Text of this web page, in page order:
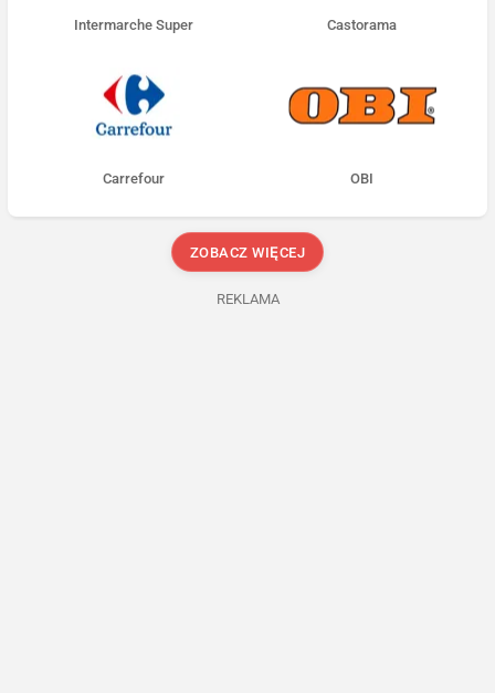
Intermarche Super Castorama
Carrefour OBI
ZOBACZ WIĘCEJ
REKLAMA